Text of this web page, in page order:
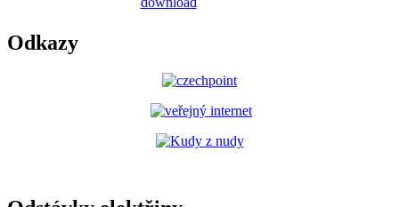
Odkazy